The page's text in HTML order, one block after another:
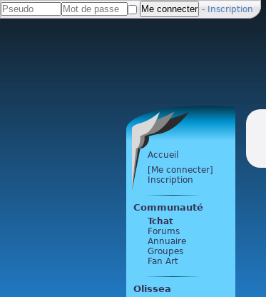
- Inscription
Accueil
[Me connecter]
Inscription
Communauté
Tchat
Forums
Annuaire
Groupes
Fan Art
Olissea